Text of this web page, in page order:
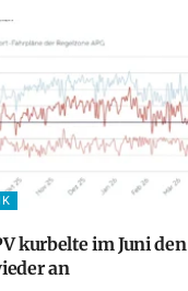
kurbelte im Juni den
an